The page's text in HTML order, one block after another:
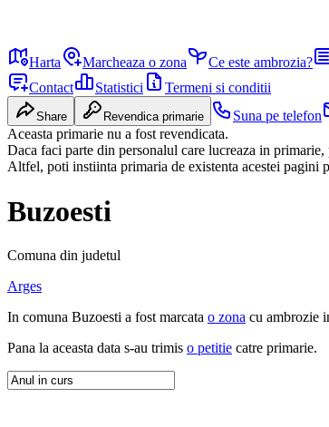
Harta Marcheaza o zona Ce este ambrozia?
Contact
Statistici Termeni si conditii
Share Revendica primarie Suna pe telefon
Aceasta primarie nu a fost revendicata.
Daca faci parte din personalul care lucreaza in
Altfel, poti instiinta primaria de existenta acestei pagini
Buzoesti
Comuna din judetul
Arges
In comuna Buzoesti a fost marcata o zona cu ambrozie
Pana la aceasta data s-au trimis o petitie catre primarie.